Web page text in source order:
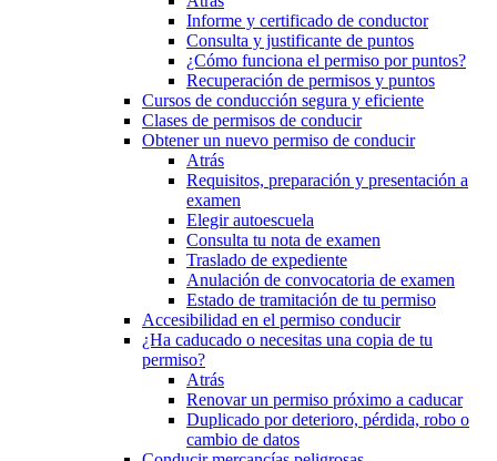
Informe y certificado de conductor
Consulta y justificante de puntos
¿Cómo funciona el permiso por puntos?
Recuperación de permisos y puntos
Cursos de conducción segura y eficiente
Clases de permisos de conducir
Obtener un nuevo permiso de conducir
Atrás
Requisitos, preparación y presentación a
examen
Elegir autoescuela
Consulta tu nota de examen
Traslado de expediente
Anulación de convocatoria de examen
Estado de tramitación de tu permiso
Accesibilidad en el permiso conducir
¿Ha caducado o necesitas una copia de tu
permiso?
Atrás
Renovar un permiso próximo a caducar
Duplicado por deterioro, pérdida, robo o
cambio de datos